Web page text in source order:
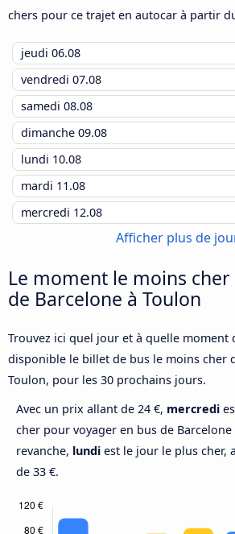
chers pour ce trajet en autocar à partir
jeudi 06.08
vendredi 07.08
samedi 08.08
dimanche 09.08
lundi 10.08
mardi 11.08
mercredi 12.08
Afficher plus de
Le moment le moins
de Barcelone à Toulon
Trouvez ici quel jour et à quelle moment
disponible le billet de bus le moins cher
Toulon, pour les 30 prochains jours.
Avec un prix allant de 24 €, mercredi
cher pour voyager en bus de Barcelone
revanche, lundi est le jour le plus cher,
de 33 €.